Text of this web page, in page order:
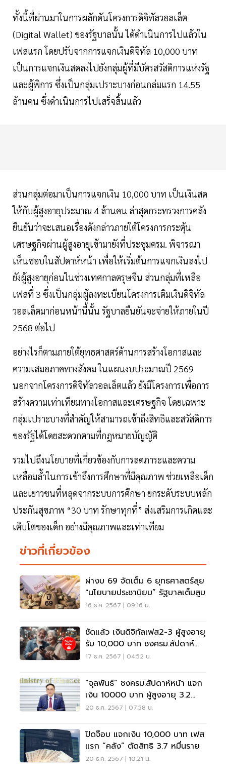
ทั้งนี้ที่ผ่านมาในการผลักดันโครงการดิจิทัลวอลเล็ต
(Digital Wallet) ของรัฐบาลนั้น ได้ดำเนินการไปแล้วใน
เฟสแรก โดยปรับจากการแจกเงินดิจิทัล 10,000 บาท
เป็นการแจกเงินสดลงไปยังกลุ่มผู้ที่มีบัตรสวัสดิการแห่งรัฐ
และผู้พิการ ซึ่งเป็นกลุ่มเปราะบางก่อนกล่มแรก 14.55
ล้านคน ซึ่งดำเนินการไปเสร็จสิ้นแล้ว
ส่วนกลุ่มต่อมาเป็นการแจกเงิน 10,000 บาท เป็นเงินสด
ให้กับผู้สูงอายุประมาณ 4 ล้านคน ล่าสุดกระทรวงการคลัง
ยืนยันว่าจะเสนอเรื่องดังกล่าวภายใต้โครงการกระตุ้น
เศรษฐกิจผ่านผู้สูงอายุเข้ามายังที่ประชุมครม. พิจารณา
เห็นชอบในสัปดาห์หน้า เพื่อให้เริ่มต้นการแจกเงินลงไป
ยังผู้สูงอายุก่อนในช่วงเทศกาลตรุษจีน ส่วนกลุ่มที่เหลือ
เฟสที่ 3 ซึ่งเป็นกลุ่มผู้ลงทะเบียนโครงการเติมเงินดิจิทัล
วอลเล็ตมาก่อนหน้านี้นั้น รัฐบาลยืนยันจะจ่ายให้ภายในปี
2568 ต่อไป
อย่างไรก็ตามภายใต้ยุทธศาสตร์ด้านการสร้างโอกาสและ
ความเสมอภาคทางสังคม ในแผนงบประมาณปี 2569
นอกจากโครงการดิจิทัลวอลเล็ตแล้ว ยังมีโครงการเพื่อการ
สร้างความเท่าเทียมทางโอกาสและเศรษฐกิจ โดยเฉพาะ
กลุ่มเปราะบางที่สำคัญให้สามารถเข้าถึงสิทธิและสวัสดิการ
ของรัฐได้โดยสะดวกตามที่กฎหมายบัญญัติ
รวมไปถึงนโยบายที่เกี่ยวข้องกับการลดภาระและความ
เหลื่อมล้ำในการเข้าถึงการศึกษาที่มีคุณภาพ ช่วยเหลือเด็ก
และเยาวชนที่หลุดจากระบบการศึกษา ยกระดับระบบหลัก
ประกันสุขภาพ “30 บาท รักษาทุกที่” ส่งเสริมการเกิดและ
เติบโตของเด็ก อย่างมีคุณภาพและเท่าเทียม
ข่าวที่เกี่ยวข้อง
ผ่างบ 69 จัดเต็ม 6 ยุทธศาสตร์ลุย
"นโยบายประชานิยม” รัฐบาลเต็มสูบ
16 ธ.ค. 2567 | 09:16 น.
ชัดแล้ว เงินดิจิทัลเฟส2-3 ผู้สูงอายุ
รับ 10,000 บาท ชงครม.สัปดาห์
หน้า
17 ธ.ค. 2567 | 04:52 น.
“จุลพันธ์” ชงครม.สัปดาห์หน้า แจก
เงิน 10000 บาท ผู้สูงอายุ 3.2
ล้านคน
20 ธ.ค. 2567 | 07:58 น.
ปิดจ๊อบ แจกเงิน 10,000 บาท เฟส
แรก “คลัง” ตัดสิทธิ 3.7 หมื่นราย
20 ธ.ค. 2567 | 10:21 น.